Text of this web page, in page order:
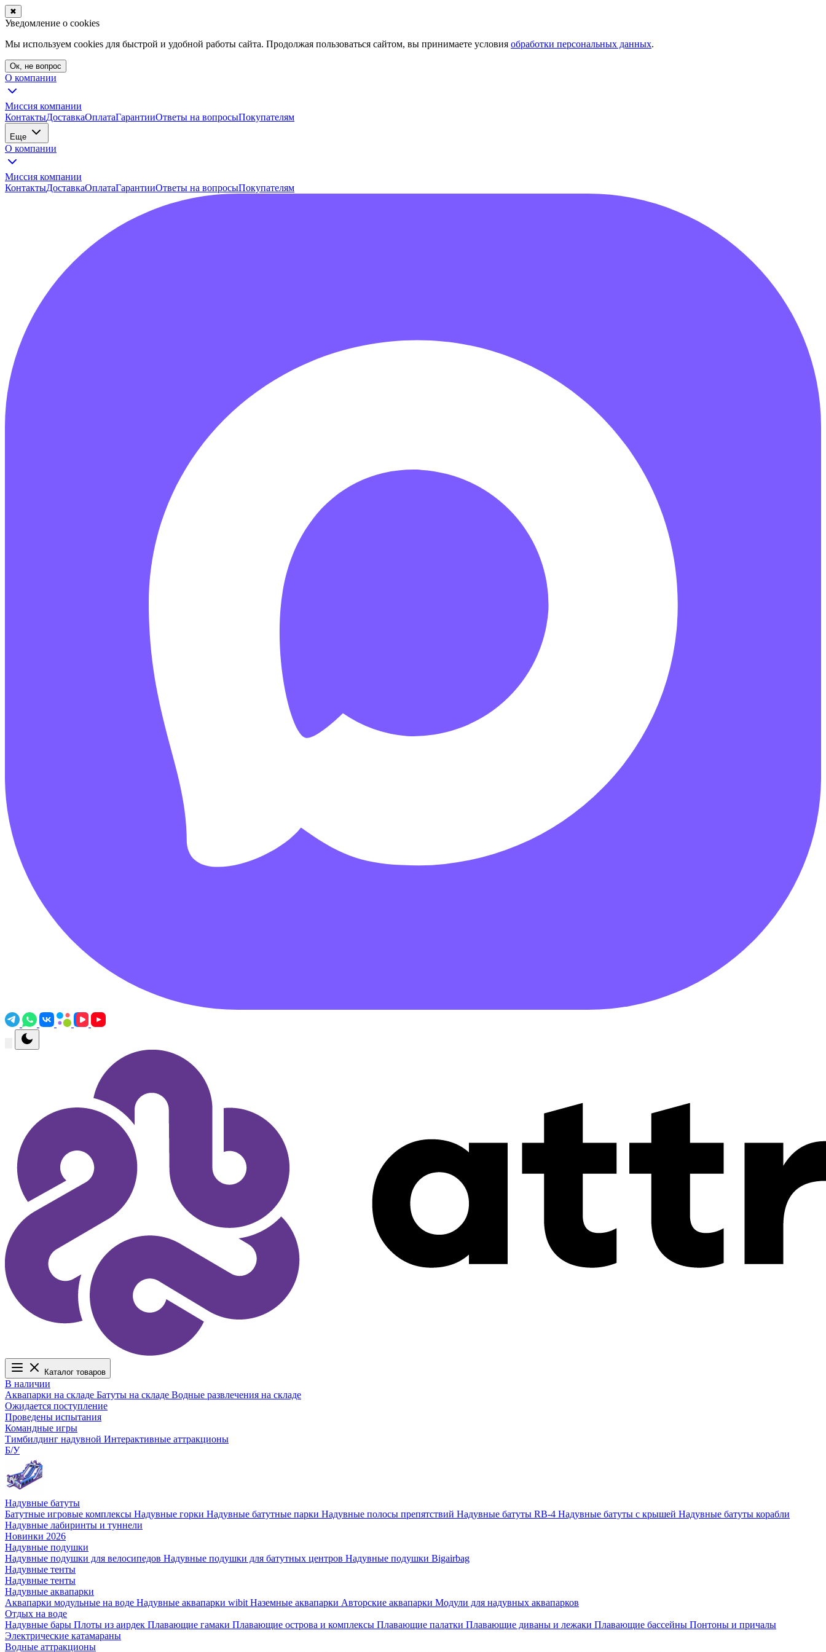
✖
Уведомление о cookies
Мы используем cookies для быстрой и удобной работы сайта. Продолжая пользоваться сайтом, вы принимаете условия обработки персональных данных.
Ок, не вопрос
О компании
Миссия компании
КонтактыДоставкаОплатаГарантииОтветы на вопросыПокупателям
Еще
О компании
Миссия компании
КонтактыДоставкаОплатаГарантииОтветы на вопросыПокупателям
Каталог товаров
В наличии
Аквапарки на складе Батуты на складе Водные развлечения на складе
Ожидается поступление
Проведены испытания
Командные игры
Тимбилдинг надувной Интерактивные аттракционы
Б/У
Надувные батуты
Батутные игровые комплексы Надувные горки Надувные батутные парки Надувные полосы препятствий Надувные батуты RB-4 Надувные батуты с крышей Надувные батуты корабли
Надувные лабиринты и туннели
Новинки 2026
Надувные подушки
Надувные подушки для велосипедов Надувные подушки для батутных центров Надувные подушки Bigairbag
Надувные тенты
Надувные тенты
Надувные аквапарки
Аквапарки модульные на воде Надувные аквапарки wibit Наземные аквапарки Авторские аквапарки Модули для надувных аквапарков
Отдых на воде
Надувные бары Плоты из аирдек Плавающие гамаки Плавающие острова и комплексы Плавающие палатки Плавающие диваны и лежаки Плавающие бассейны Понтоны и причалы
Электрические катамараны
Водные аттракционы